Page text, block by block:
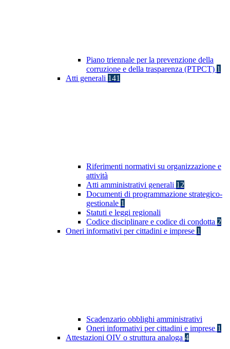
Piano triennale per la prevenzione della
corruzione e della trasparenza (PTPCT) 1
Atti generali 141
Riferimenti normativi su organizzazione e
attività
Atti amministrativi generali 12
Documenti di programmazione strategico-
gestionale 1
Statuti e leggi regionali
Codice disciplinare e codice di condotta 2
Oneri informativi per cittadini e imprese 1
Scadenzario obblighi amministrativi
Oneri informativi per cittadini e imprese 1
Attestazioni OIV o struttura analoga 4